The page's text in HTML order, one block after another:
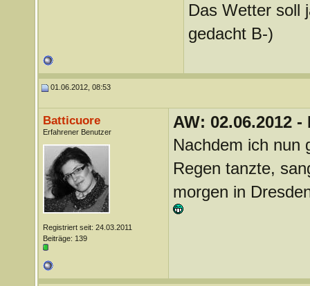
Das Wetter soll
gedacht B-)
01.06.2012, 08:53
Batticuore
Erfahrener Benutzer
Registriert seit: 24.03.2011
Beiträge: 139
AW: 02.06.2012
Nachdem ich nun
Regen tanzte,
morgen in